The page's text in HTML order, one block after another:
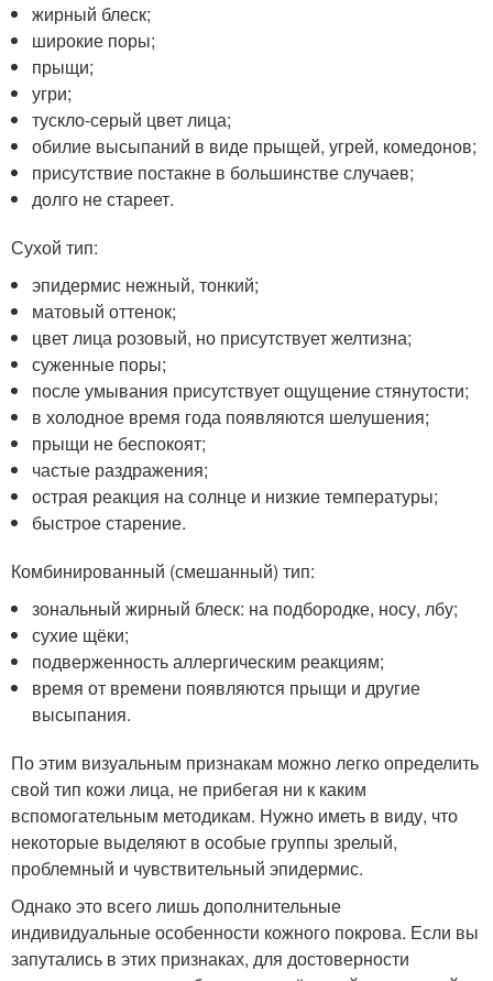
жирный блеск;
широкие поры;
прыщи;
угри;
тускло-серый цвет лица;
обилие высыпаний в виде прыщей, угрей, комедонов;
присутствие постакне в большинстве случаев;
долго не стареет.
Сухой тип:
эпидермис нежный, тонкий;
матовый оттенок;
цвет лица розовый, но присутствует желтизна;
суженные поры;
после умывания присутствует ощущение стянутости;
в холодное время года появляются шелушения;
прыщи не беспокоят;
частые раздражения;
острая реакция на солнце и низкие температуры;
быстрое старение.
Комбинированный (смешанный) тип:
зональный жирный блеск: на подбородке, носу, лбу;
сухие щёки;
подверженность аллергическим реакциям;
время от времени появляются прыщи и другие
высыпания.
По этим визуальным признакам можно легко определить
свой тип кожи лица, не прибегая ни к каким
вспомогательным методикам. Нужно иметь в виду, что
некоторые выделяют в особые группы зрелый,
проблемный и чувствительный эпидермис.
Однако это всего лишь дополнительные
индивидуальные особенности кожного покрова. Если вы
запутались в этих признаках, для достоверности